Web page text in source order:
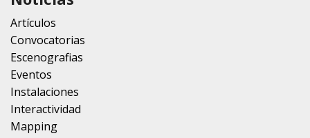
Artículos
Convocatorias
Escenografias
Eventos
Instalaciones
Interactividad
Mapping